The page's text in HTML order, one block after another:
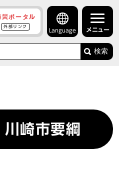
災ポータル
外部リンク
Language メニュー
検索
崎市要綱